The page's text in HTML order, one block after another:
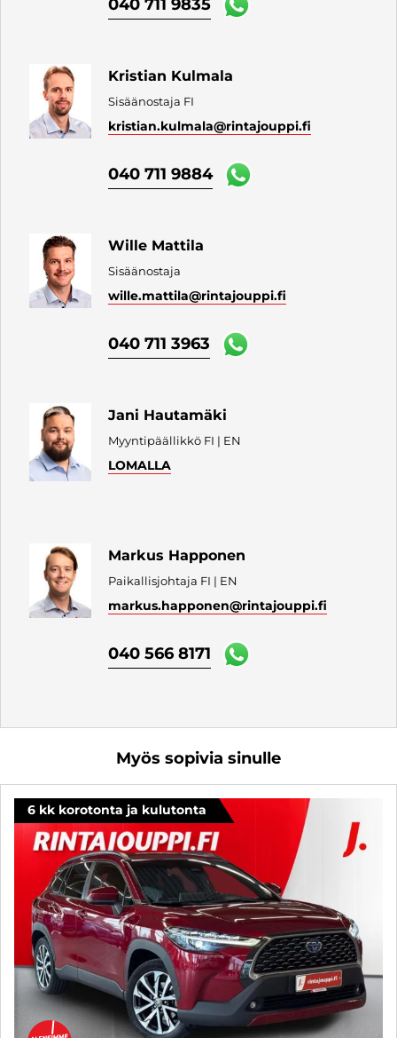
040 711 9835
Kristian Kulmala
Sisäänostaja FI
kristian.kulmala@rintajouppi.fi
040 711 9884
Wille Mattila
Sisäänostaja
wille.mattila@rintajouppi.fi
040 711 3963
Jani Hautamäki
Myyntipäällikkö FI | EN
LOMALLA
Markus Happonen
Paikallisjohtaja FI | EN
markus.happonen@rintajouppi.fi
040 566 8171
Myös sopivia sinulle
6 kk korotonta ja kulutonta